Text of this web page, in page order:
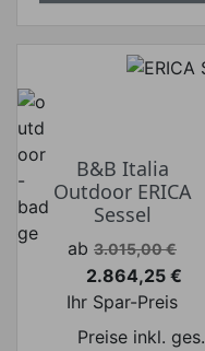
B&B Italia
Outdoor ERICA
Sessel
Verkaufspreis
ab 3.015,00 €
Preis
2.864,25 €
Ihr Spar-Preis
Preise inkl. ges.